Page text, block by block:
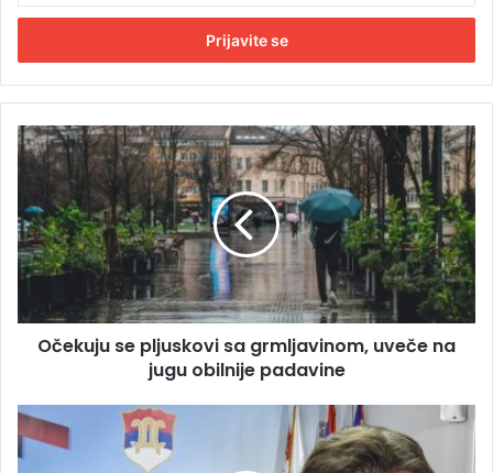
e
i
t
E
m
i
l
a
d
e
O
č
k
u
j
u
e
u
s
k
Očekuju se pljuskovi sa grmljavinom, uveče na
jugu obilnije padavine
P
r
e